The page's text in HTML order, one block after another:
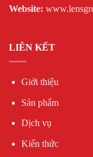
Website:
LIÊN KẾT
Giới thiệu
Sản phẩm
Dịch vụ
Kiến thức